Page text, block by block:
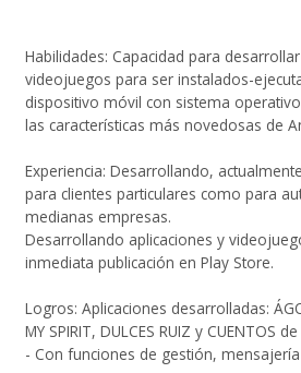
Habilidades: Capacidad para
videojuegos para ser instalados-
dispositivo móvil con sistema
las características más novedosas de
Experiencia: Desarrollando,
para clientes particulares como para
medianas empresas.
Desarrollando aplicaciones y
inmediata publicación en Play Store.
Logros: Aplicaciones desarrolladas:
MY SPIRIT, DULCES RUIZ y CUENTOS
- Con funciones de gestión, mensajería